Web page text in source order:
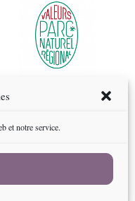
et notre service.